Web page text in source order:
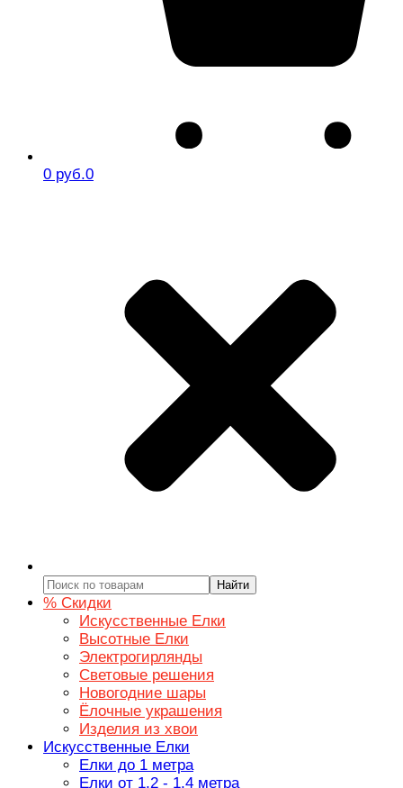
0 руб.0
Найти
% Скидки
Искусственные Елки
Высотные Елки
Электрогирлянды
Световые решения
Новогодние шары
Ёлочные украшения
Изделия из хвои
Искусственные Елки
Елки до 1 метра
Елки от 1,2 - 1,4 метра